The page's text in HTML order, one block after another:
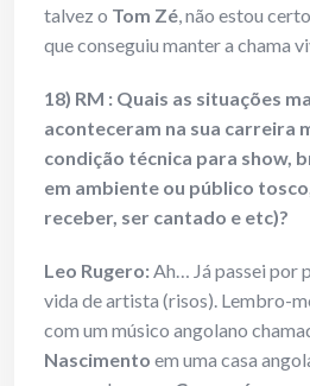
talvez o Tom Zé, não estou
que conseguiu manter a chama
18) RM : Quais as situações
aconteceram na sua carreira
condição técnica para show,
em ambiente ou público
receber, ser cantado e etc)?
Leo Rugero:Ah… Já passei por
vida de artista (risos). Lembro-
com um músico angolano
Nascimento em uma casa